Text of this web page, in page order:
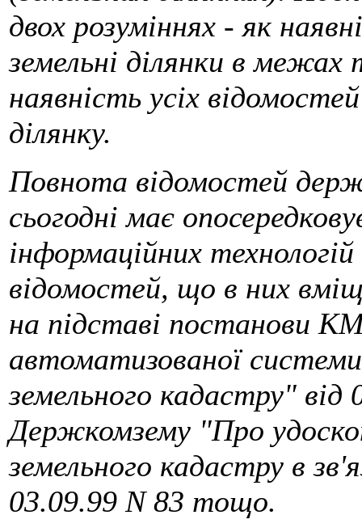
двох розуміннях - як
земельні ділянки в
наявність усіх
ділянку.
Повнота відомостей
сьогодні має
інформаційних
відомостей, що в них
на підставі постанови
автоматизованої
земельного кадастру" від
Держкомзему "Про
земельного кадастру в
03.09.99 N 83 тощо.